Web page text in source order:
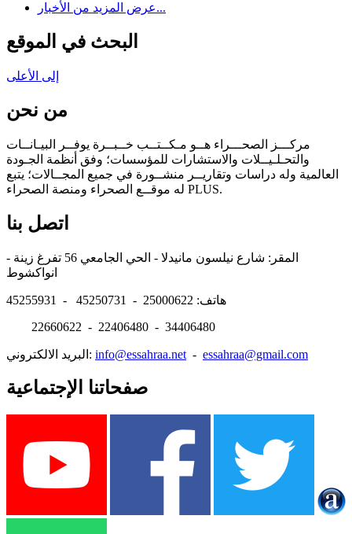
عرض المزيد من الأخبار...
البحث في الموقع
إلى الأعلى
من نحن
مركـــز الصحـــراء هــو مـكــتــب خــبــرة يوفــر البيـانــات
والتحـلـيــلات والاستشارات للمؤسسات؛ وفق أنظمة الجـودة
العالمية وله دراسات وتقاريــر منشــورة في جميع المجــالات؛ يتبع
له موقــع الصحراء ومنصة الصحراء PLUS.
اتصل بنا
المقر: شارع نيلسون مانيدلا - الحي الجامعي 56 تفرغ زينة -
هاتف: 25000622 - 45250731 - 45255931
22660622 - 22406480 - 34406480
البريد الالكتروني: info@essahraa.net - essahraa@gmail.com
صفحاتنا الإجتماعية